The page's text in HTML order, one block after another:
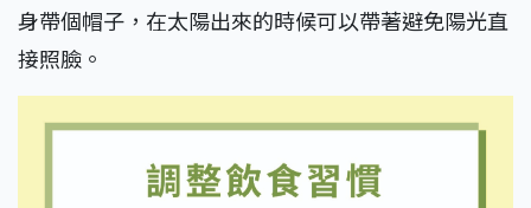
身帶個帽子，在太陽出來的時候可以帶著避免陽光直
接照臉。